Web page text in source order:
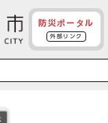
防災ポータル
外部リンク